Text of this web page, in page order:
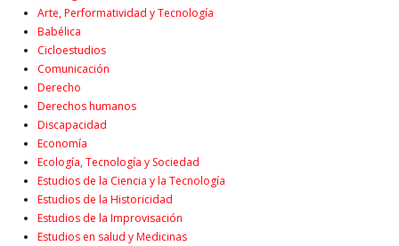
Arte, Performatividad y Tecnología
Babélica
Cicloestudios
Comunicación
Derecho
Derechos humanos
Discapacidad
Economía
Ecología, Tecnología y Sociedad
Estudios de la Ciencia y la Tecnología
Estudios de la Historicidad
Estudios de la Improvisación
Estudios en salud y Medicinas